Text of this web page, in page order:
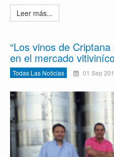
Leer más...
“Los vinos de
en el mercado
Todas Las Noticias 01 Sep